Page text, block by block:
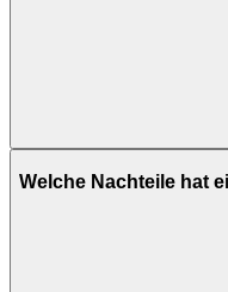
Welche Nachteile hat